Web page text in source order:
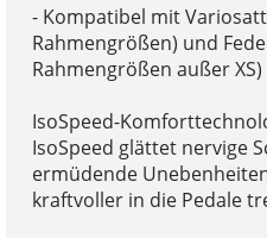
- Kompatibel mit
Rahmengrößen) und
Rahmengrößen außer XS)
IsoSpeed-
IsoSpeed glättet nervige
ermüdende
kraftvoller in die Pedale